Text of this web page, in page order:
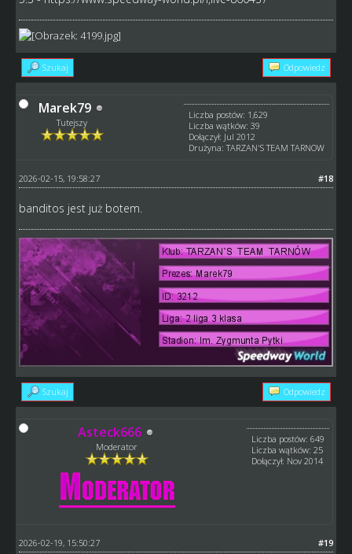
Szukaj Odpowiedz
Marek79
Tutejszy
Liczba postów: 1,629
Liczba wątków: 39
Dołączył: Jul 2012
Drużyna: TARZAN'S TEAM TARNOW
#18
2026-02-15, 19:58:27
banditos jest już botem.
Szukaj Odpowiedz
Asteck666
Moderator
Liczba postów: 649
Liczba wątków: 25
Dołączył: Nov 2014
#19
2026-02-19, 15:50:27